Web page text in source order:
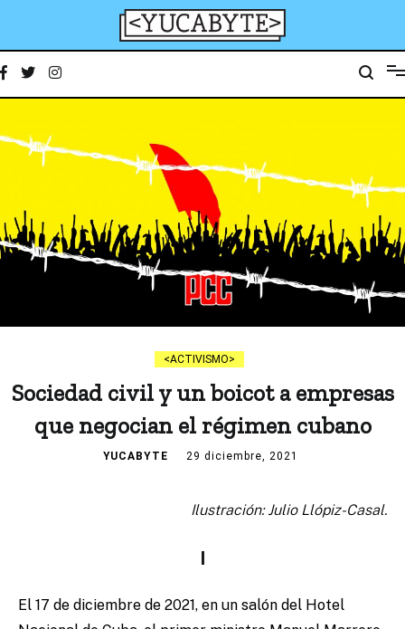
YucaByte
ACTIVISMO
Sociedad civil y un boicot a empresas
que negocian el régimen cubano
YUCABYTE 29 diciembre, 2021
Ilustración: Julio Llópiz-Casal.
I
El 17 de diciembre de 2021, en un salón del Hotel